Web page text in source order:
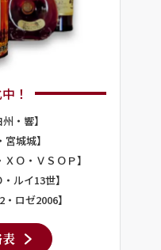
！
・響】
城城】
Ｏ・ＶＳＯＰ】
ルイ13世】
ロゼ2006】